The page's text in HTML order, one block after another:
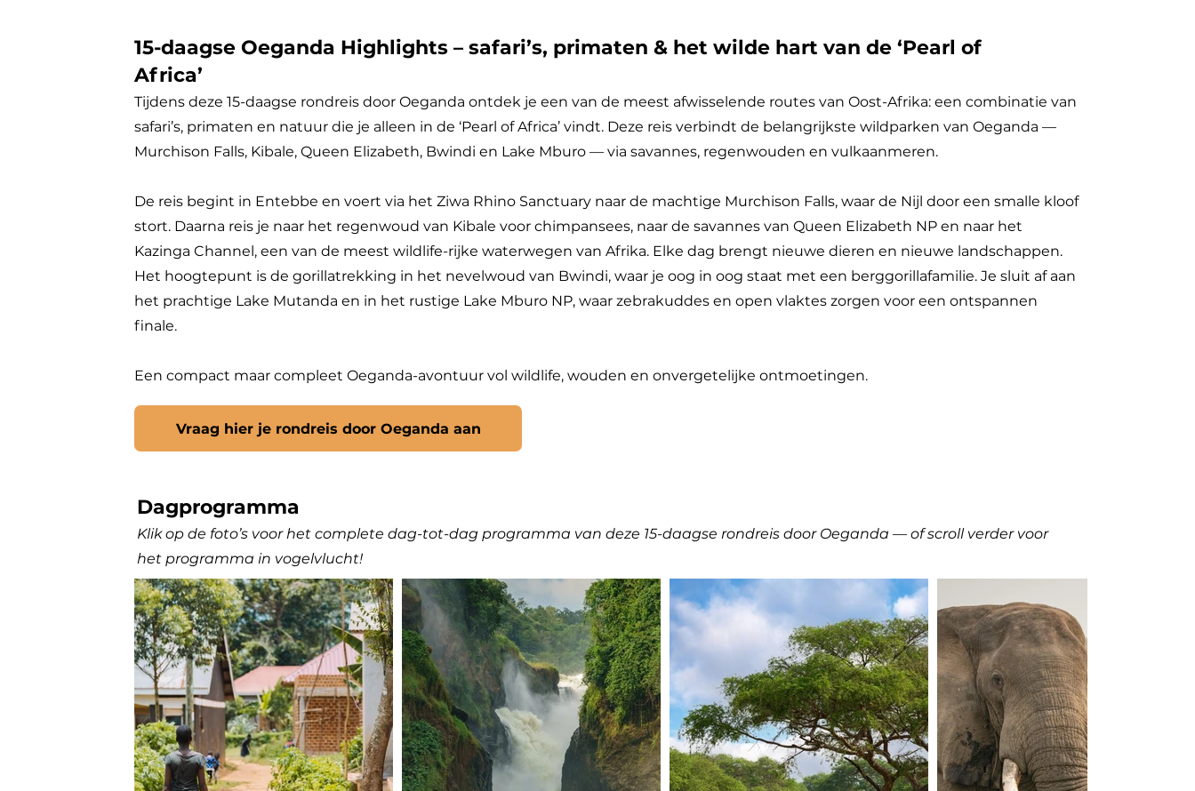
15-daagse Oeganda Highlights – safari’s, primaten & het wilde hart van de ‘Pearl of
Africa’
Tijdens deze 15-daagse rondreis door Oeganda ontdek je een van de meest afwisselende routes van Oost-Afrika: een combinatie van
safari’s, primaten en natuur die je alleen in de ‘Pearl of Africa’ vindt. Deze reis verbindt de belangrijkste wildparken van Oeganda —
Murchison Falls, Kibale, Queen Elizabeth, Bwindi en Lake Mburo — via savannes, regenwouden en vulkaanmeren.
De reis begint in Entebbe en voert via het Ziwa Rhino Sanctuary naar de machtige Murchison Falls, waar de Nijl door een smalle kloof
stort. Daarna reis je naar het regenwoud van Kibale voor chimpansees, naar de savannes van Queen Elizabeth NP en naar het
Kazinga Channel, een van de meest wildlife-rijke waterwegen van Afrika. Elke dag brengt nieuwe dieren en nieuwe landschappen.
Het hoogtepunt is de gorillatrekking in het nevelwoud van Bwindi, waar je oog in oog staat met een berggorillafamilie. Je sluit af aan
het prachtige Lake Mutanda en in het rustige Lake Mburo NP, waar zebrakuddes en open vlaktes zorgen voor een ontspannen
finale.
Een compact maar compleet Oeganda-avontuur vol wildlife, wouden en onvergetelijke ontmoetingen.
Vraag hier je rondreis door Oeganda aan
Dagprogramma
Klik op de foto’s voor het complete dag-tot-dag programma van deze 15-daagse rondreis door Oeganda — of scroll verder voor
het programma in vogelvlucht!